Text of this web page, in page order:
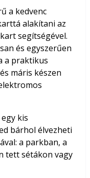
a kedvenc
alakítani az
segítségével.
és egyszerűen
a praktikus
máris készen
kis
bárhol élvezheti
a parkban, a
tett sétákon vagy